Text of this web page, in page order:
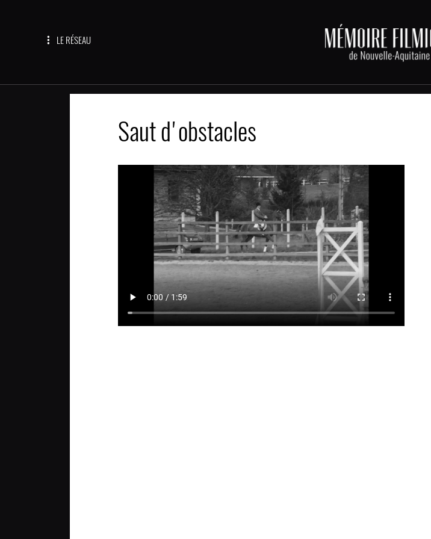
LE RÉSEAU
Saut d'obstacles